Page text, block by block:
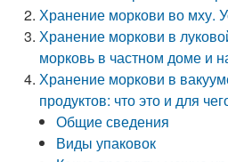
Хранение моркови во мху.
Хранение моркови в
морковь в частном доме и
Хранение моркови в
продуктов: что это и для
Общие сведения
Виды упаковок